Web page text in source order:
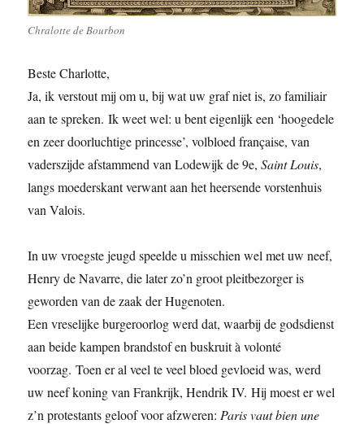
Chralotte de Bourbon
Beste Charlotte,
Ja, ik verstout mij om u, bij wat uw graf niet is, zo familiair
aan te spreken. Ik weet wel: u bent eigenlijk een ‘hoogedele
en zeer doorluchtige princesse’, volbloed française, van
vaderszijde afstammend van Lodewijk de 9e,Saint Louis,
langs moederskant verwant aan het heersende vorstenhuis
van Valois.
In uw vroegste jeugd speelde u misschien wel met uw neef,
Henry de Navarre, die later zo’n groot pleitbezorger is
geworden van de zaak der Hugenoten.
Een vreselijke burgeroorlog werd dat, waarbij de godsdienst
aan beide kampen brandstof en buskruit à volonté
voorzag. Toen er al veel te veel bloed gevloeid was, werd
uw neef koning van Frankrijk, Hendrik IV. Hij moest er wel
z’n protestants geloof voor afzweren: Paris vaut bien une